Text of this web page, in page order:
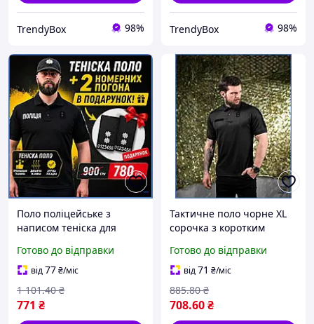
TrendyBox 98% TrendyBox 98%
Поло поліцейське з
написом теніска для
формений одяг для
поліції з погонами шоп1
Готово до відправки
від77₴/міс
771 ₴
1 101.40 ₴
Тактичне поло чорне XL
сорочка з коротким
для поліції та охоронних
структур шоп1
Готово до відправки
від71 ₴/міс
708.60₴
885.80 ₴